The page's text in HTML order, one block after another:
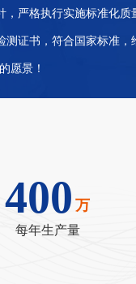
，严格执行实施标准化
测证书，符合国家标准
愿景！
400 万
每年生产量